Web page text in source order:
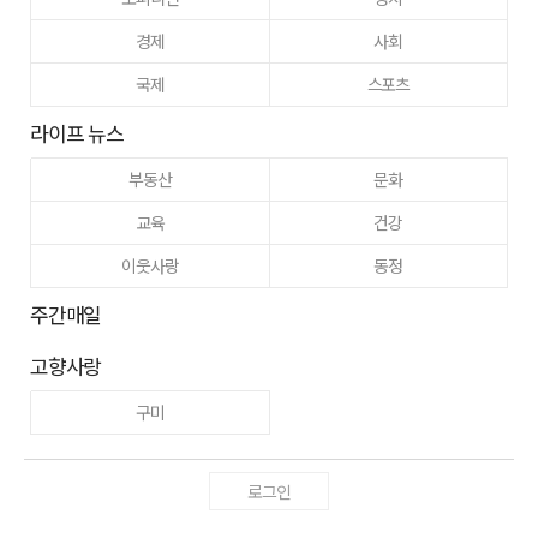
경제
사회
국제
스포츠
라이프 뉴스
부동산
문화
교육
건강
이웃사랑
동정
주간매일
고향사랑
구미
로그인